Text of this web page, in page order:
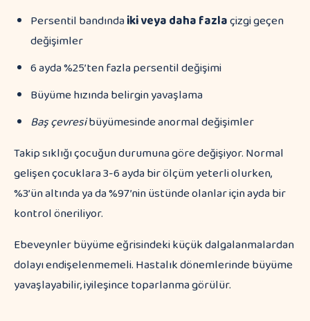
Persentil bandındaiki veya daha fazlaçizgi geçen
değişimler
6 ayda %25’ten fazla persentil değişimi
Büyüme hızında belirgin yavaşlama
Baş çevresibüyümesinde anormal değişimler
Takip sıklığı çocuğun durumuna göre değişiyor. Normal
gelişen çocuklara 3-6 ayda bir ölçüm yeterli olurken,
%3’ün altında ya da %97’nin üstünde olanlar için ayda bir
kontrol öneriliyor.
Ebeveynler büyüme eğrisindeki küçük dalgalanmalardan
dolayı endişelenmemeli. Hastalık dönemlerinde büyüme
yavaşlayabilir, iyileşince toparlanma görülür.